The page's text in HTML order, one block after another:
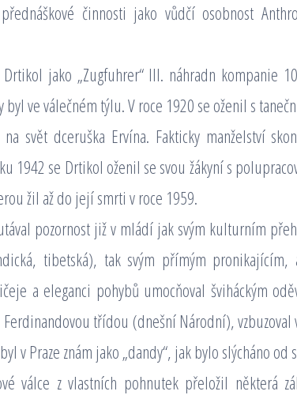
činnosti jako vůdčí osobnost
jako „Zugfuhrer“ III. náhradn kompanie
byl ve válečném týlu. V roce 1920 se oženil s
svět dceruška Ervína. Fakticky manželství
1942 se Drtikol oženil se svou žákyní s
žil až do její smrti v roce 1959.
pozornost již v mládí jak svým kulturním
tibetská), tak svým přímým
a eleganci pohybů umocňoval šviháckým
třídou (dnešní Národní), vzbuzoval
v Praze znám jako „dandy“, jak bylo slýcháno
válce z vlastních pohnutek přeložil některá